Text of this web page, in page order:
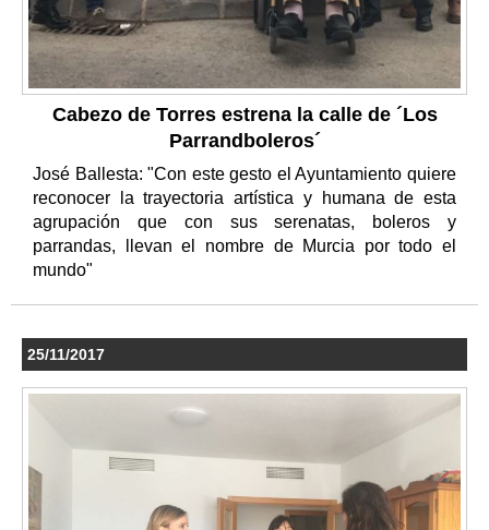
Cabezo de Torres estrena la calle de ´Los
Parrandboleros´
José Ballesta: "Con este gesto el Ayuntamiento quiere
reconocer la trayectoria artística y humana de esta
agrupación que con sus serenatas, boleros y
parrandas, llevan el nombre de Murcia por todo el
mundo"
25/11/2017